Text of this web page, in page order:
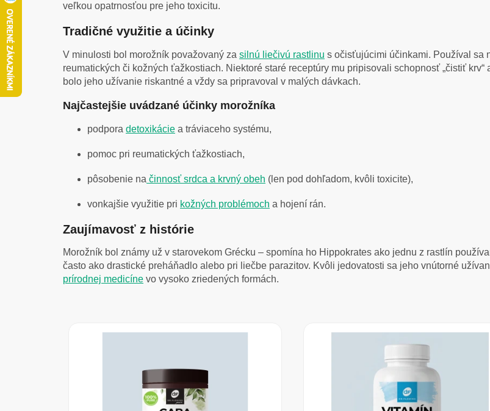
veľkou opatrnosťou pre jeho toxicitu.
Tradičné využitie a účinky
V minulosti bol morožník považovaný za silnú liečivú rastlinu s očisťujúcimi účinkami. Používal sa
reumatických či kožných ťažkostiach. Niektoré staré receptúry mu pripisovali schopnosť „čistiť krv“
bolo jeho užívanie riskantné a vždy sa pripravoval v malých dávkach.
Najčastejšie uvádzané účinky morožníka
podpora detoxikácie a tráviaceho systému,
pomoc pri reumatických ťažkostiach,
pôsobenie na činnosť srdca a krvný obeh (len pod dohľadom, kvôli toxicite),
vonkajšie využitie pri kožných problémoch a hojení rán.
Zaujímavosť z histórie
Morožník bol známy už v starovekom Grécku – spomína ho Hippokrates ako jednu z rastlín
často ako drastické preháňadlo alebo pri liečbe parazitov. Kvôli jedovatosti sa jeho vnútorné
prírodnej medicíne vo vysoko zriedených formách.